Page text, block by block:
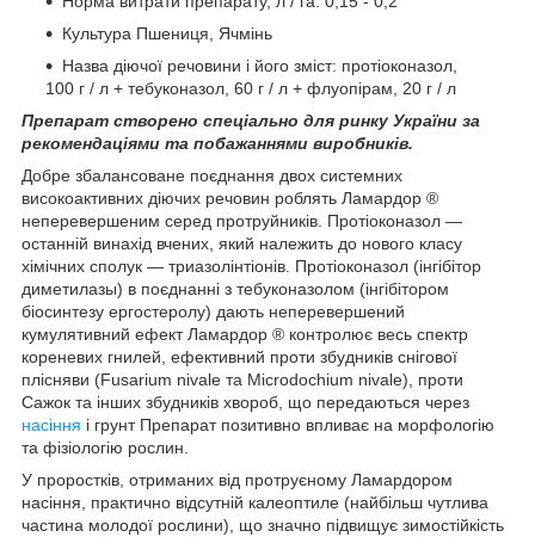
Культура Пшениця, Ячмінь
Назва діючої речовини і його зміст: протіоконазол,
100 г / л + тебуконазол, 60 г / л + флуопірам, 20 г / л
Препарат створено спеціально для ринку України за
рекомендаціями та побажаннями виробників.
Добре збалансоване поєднання двох системних
високоактивних діючих речовин роблять Ламардор ®
неперевершеним серед протруйників. Протіоконазол ―
останній винахід вчених, який належить до нового класу
хімічних сполук ― триазолінтіонів. Протіоконазол (інгібітор
диметилазы) в поєднанні з тебуконазолом (інгібітором
біосинтезу ергостеролу) дають неперевершений
кумулятивний ефект Ламардор ® контролює весь спектр
кореневих гнилей, ефективний проти збудників снігової
плісняви (Fusarium nivale та Microdochium nivale), проти
Сажок та інших збудників хвороб, що передаються через
насіння і грунт Препарат позитивно впливає на морфологію
та фізіологію рослин.
У проростків, отриманих від протруєному Ламардором
насіння, практично відсутній калеоптиле (найбільш чутлива
частина молодої рослини), що значно підвищує зимостійкість